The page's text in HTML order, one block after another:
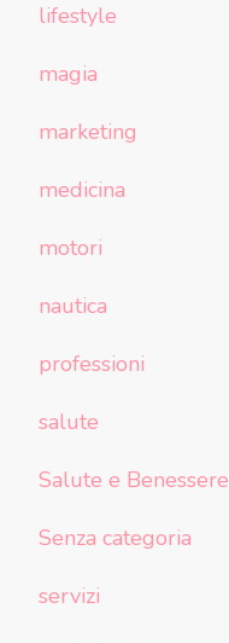
lifestyle
magia
marketing
medicina
motori
nautica
professioni
salute
Salute e Benessere
Senza categoria
servizi